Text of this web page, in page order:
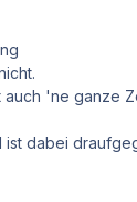
'ne ganze
dabei